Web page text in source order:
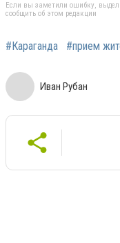
Если вы заметили ошибку,
сообщить об этом редакции
#Караганда #прием
Иван Рубан